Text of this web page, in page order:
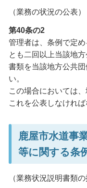
（業務の状況の公表）
第40条の2
管理者は、条例で定
とも二回以上当該地
書類を当該地方公共
い。
この場合においては
これを公表しなければ
鹿屋市水道事
等に関する条
（業務状況説明書類の